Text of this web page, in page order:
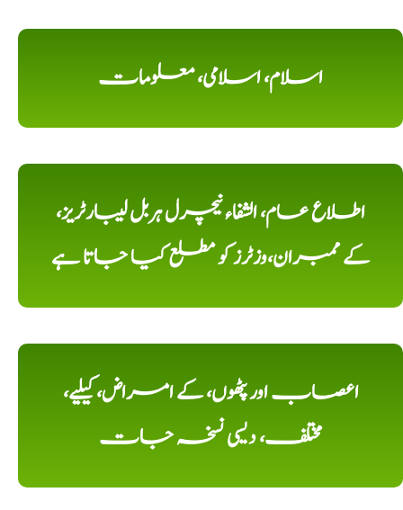
اسلام، اسلامی، معلومات
اطلاع عام، الشفاء نیچرل ہربل لیبارٹریز،
کے ممبران،وزٹرز کو مطلع کیا جاتا ہے
اعصاب اور پٹھوں، کے امراض، کیلیے،
مختلف، دیسی نسخہ جات